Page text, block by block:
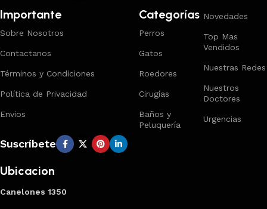
Importante
Sobre Nosotros
Contactanos
Términos y Condiciones
Política de Privacidad
Envios
Categorías
Perros
Gatos
Roedores
Cirugías
Baños y
Peluquería
Novedades
Top Mas
Vendidos
Nuestras Redes
Nuestros
Doctores
Urgencias
Suscríbete
Ubicacion
Canelones 1350